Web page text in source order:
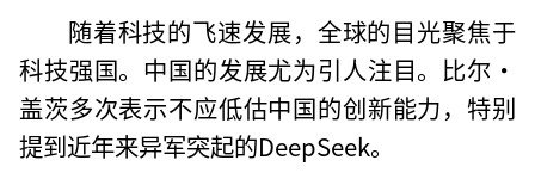
随着科技的飞速发展，全球的目光聚焦于
科技强国。中国的发展尤为引人注目。比尔·
盖茨多次表示不应低估中国的创新能力，特别
提到近年来异军突起的DeepSeek。